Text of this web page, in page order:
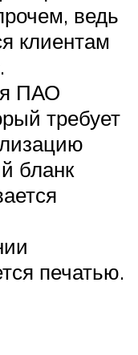
ведь
клиентам
ПАО
требует
бланк
печатью.